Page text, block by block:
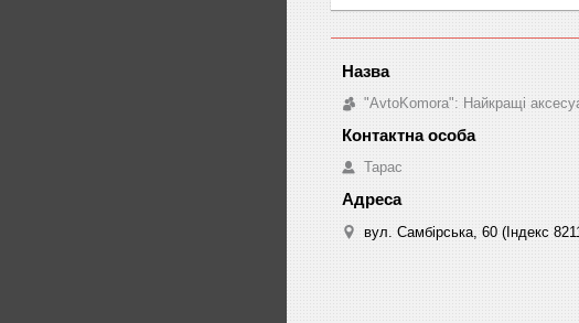
"AvtoKomora": Найкращі
Тарас
вул. Самбірська, 60 (Індекс